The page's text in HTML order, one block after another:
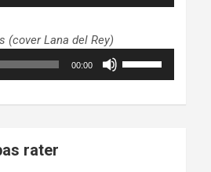
ou
volume.
pour
augmenter
ou
(cover Lana del Rey)
00:00
haut/bas
rater